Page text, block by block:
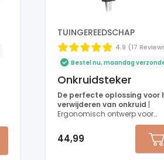
TUINGEREEDSCHAP
4.9 (17
Bestel nu, maandag
Onkruidsteker
De perfecte oplossing voor
verwijderen van onkruid |
Ergonomisch ontwerp voor
comfortabel gebruik |
te gebruiken
44,99